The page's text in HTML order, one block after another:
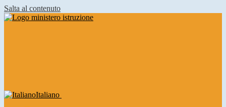
Salta al contenuto
Italiano